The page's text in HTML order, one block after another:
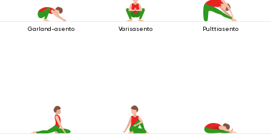
Garland-asento Varisasento Pulttiasento